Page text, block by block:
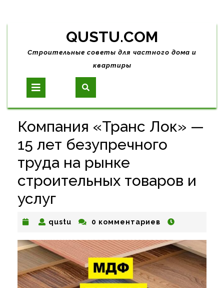
Skip
content
QUSTU.COM
Строительные советы для частного дома и
квартиры
Open
Button
Компания «Транс Лок» —
15 лет безупречного
труда на рынке
строительных товаров и
услуг
qustu qustu0 комментариев